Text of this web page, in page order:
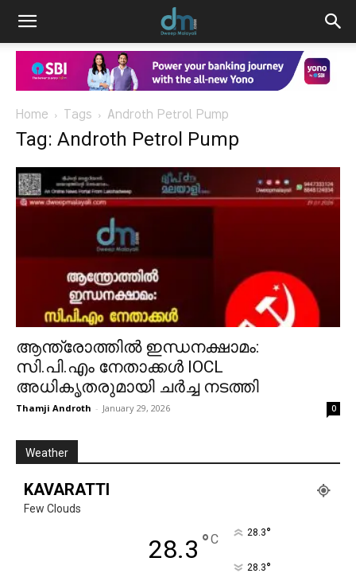
Home Tags Androth Petrol Pump
Tag: Androth Petrol Pump
ആന്ത്രോത്തിൽ ഇന്ധനക്ഷാമം:
സി.പി.എം നേതാക്കൾ IOCL
അധികൃതരുമായി ചർച്ച നടത്തി
Thamji Androth - January 29, 2026 0
Weather
KAVARATTI
Few Clouds
28.3 °C 28.3°
28.3°